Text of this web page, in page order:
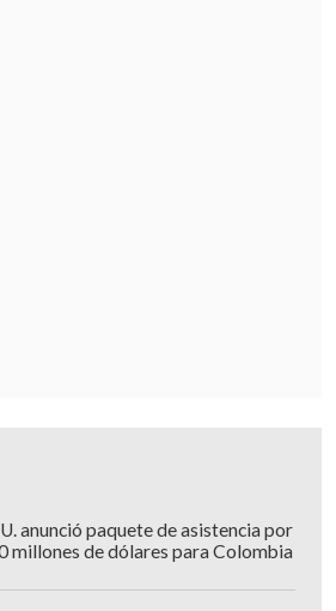
anunció paquete de asistencia por
millones de dólares para Colombia